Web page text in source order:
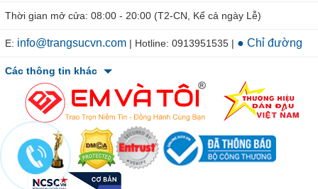
Thời gian mở cửa: 08:00 - 20:00 (T2-CN, Kể cả ngày Lễ)
E: info@trangsucvn.com | Hotline: 0913951535 | ● Chỉ đường
Các thông tin khác